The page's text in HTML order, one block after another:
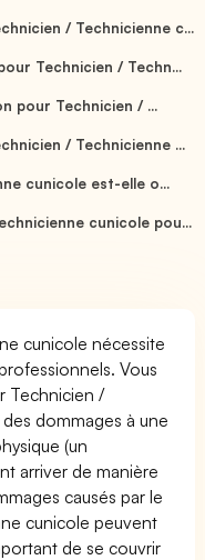
/ Technicienne c...
Technicien / Techn...
pour Technicien / ...
/ Technicienne ...
cunicole est-elle o...
cunicole pou...
cunicole nécessite
Vous
Technicien /
dommages à une
(un
arriver de manière
causés par le
cunicole peuvent
de se couvrir